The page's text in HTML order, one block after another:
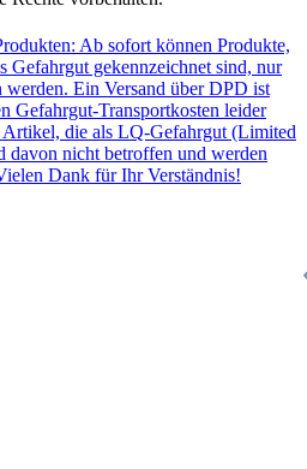
Ab sofort können Produkte,
Gefahrgut gekennzeichnet sind, nur
Ein Versand über DPD ist
Gefahrgut-Transportkosten leider
die als LQ-Gefahrgut (Limited
davon nicht betroffen und werden
Dank für Ihr Verständnis!